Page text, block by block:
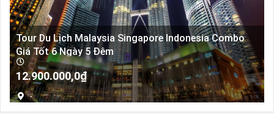
Tour Du Lịch Malaysia Singapore Indonesia Combo
Giá Tốt 6 Ngày 5 Đêm
12.900.000,0₫
-